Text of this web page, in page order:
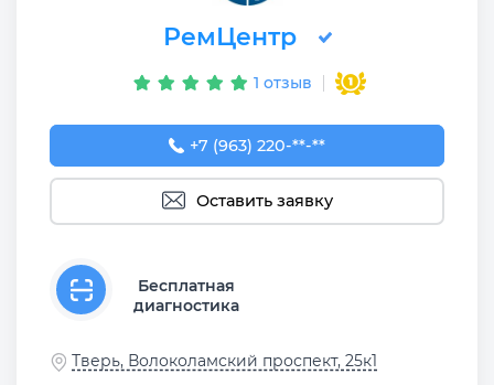
РемЦентр
1 отзыв
+7 (963) 220-12-19
+7 (963) 220-**-**
Оставить заявку
Бесплатная
диагностика
Тверь, Волоколамский проспект, 25к1